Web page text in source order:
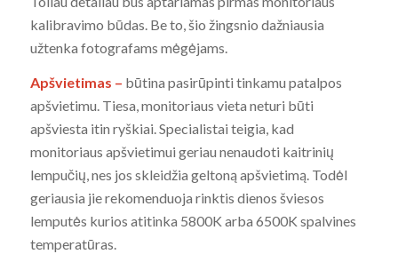
kalibravimo būdas. Be to, šio žingsnio dažniausia
užtenka fotografams mėgėjams.
Apšvietimas – būtina pasirūpinti tinkamu patalpos
apšvietimu. Tiesa, monitoriaus vieta neturi būti
apšviesta itin ryškiai. Specialistai teigia, kad
monitoriaus apšvietimui geriau nenaudoti kaitrinių
lempučių, nes jos skleidžia geltoną apšvietimą. Todėl
geriausia jie rekomenduoja rinktis dienos šviesos
lemputės kurios atitinka 5800K arba 6500K spalvines
temperatūras.